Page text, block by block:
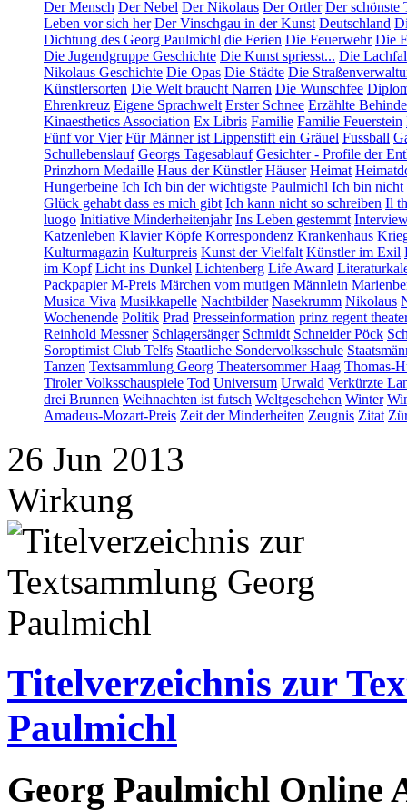
Der Mensch Der Nebel Der Nikolaus Der Ortler Der schönste
Leben vor sich her Der Vinschgau in der Kunst Deutschland
Dichtung des Georg Paulmichl die Ferien Die Feuerwehr Die
Die Jugendgruppe Geschichte Die Kunst spriesst... Die
Nikolaus Geschichte Die Opas Die Städte Die
Künstlersorten Die Welt braucht Narren Die Wunschfee
Ehrenkreuz Eigene Sprachwelt Erster Schnee Erzählte
Kinaesthetics Association Ex Libris Familie Familie Feuerstein
Fünf vor Vier Für Männer ist Lippenstift ein Gräuel Fussball
Schullebenslauf Georgs Tagesablauf Gesichter - Profile der
Prinzhorn Medaille Haus der Künstler Häuser Heimat
Hungerbeine Ich Ich bin der wichtigste Paulmichl Ich bin nicht
Glück gehabt dass es mich gibt Ich kann nicht so schreiben Il
luogo Initiative Minderheitenjahr Ins Leben gestemmt
Katzenleben Klavier Köpfe Korrespondenz Krankenhaus
Kulturmagazin Kulturpreis Kunst der Vielfalt Künstler im Exil
im Kopf Licht ins Dunkel Lichtenberg Life Award
Packpapier M-Preis Märchen vom mutigen Männlein
Musica Viva Musikkapelle Nachtbilder Nasekrumm Nikolaus
Wochenende Politik Prad Presseinformation prinz regent
Reinhold Messner Schlagersänger Schmidt Schneider Pöck
Soroptimist Club Telfs Staatliche Sondervolksschule
Tanzen Textsammlung Georg Theatersommer Haag Thomas-
Tiroler Volksschauspiele Tod Universum Urwald Verkürzte
drei Brunnen Weihnachten ist futsch Weltgeschehen Winter
Amadeus-Mozart-Preis Zeit der Minderheiten Zeugnis Zitat
26 Jun 2013
Wirkung
Titelverzeichnis zur
Paulmichl
Georg Paulmichl Online